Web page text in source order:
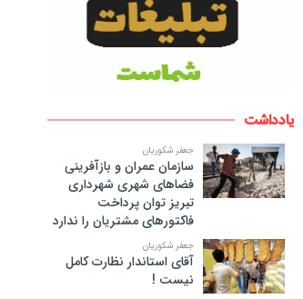
یادداشت
جعفر شکوریان
سازمان عمران و بازآفرینی
فضاهای شهری شهرداری
تبریز توان پرداخت
فاکتورهای مشتریان را ندارد
جعفر شکوریان
آقای استاندار نظارت کامل
نیست !